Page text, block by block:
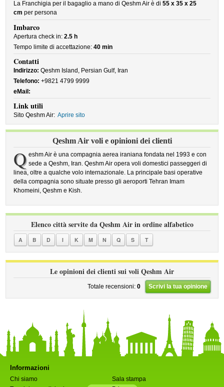
La Franchigia per il bagaglio a mano di Qeshm Air è di55 x 35 x 25
cm per persona
Imbarco
Apertura check in:2.5 h
Tempo limite di accettazione:40 min
Contatti
Indirizzo: Qeshm Island, Persian Gulf, Iran
Telefono: +9821 4799 9999
eMail:
Link utili
Sito Qeshm Air: Aprire sito
Qeshm Air voli e opinioni dei clienti
Q eshm Air è una compagnia aerea iraniana fondata nel 1993 e con
sede a Qeshm, Iran. Qeshm Air opera voli domestici passeggeri di
linea, oltre a qualche volo internazionale. La principale basi operative
della compagnia sono situate presso gli aeroporti Tehran Imam
Khomeini, Qeshm e Kish.
Elenco città servite da Qeshm Air in ordine alfabetico
A B D I K M N Q S T
Le opinioni dei clienti sui voli Qeshm Air
Totale recensioni: 0 Scrivi la tua opinione
Informazioni
Chi siamo
Sala stampa